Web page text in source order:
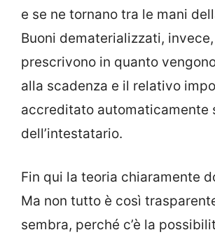
e se ne tornano tra le mani
Buoni dematerializzati,
prescrivono in quanto
alla scadenza e il relativo
accreditato automaticamente
dell’intestatario.
Fin qui la teoria chiaramente
Ma non tutto è così
sembra, perché c’è la